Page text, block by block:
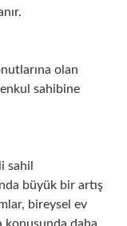
olan
sahibine
sahil
büyük bir artış
bireysel ev